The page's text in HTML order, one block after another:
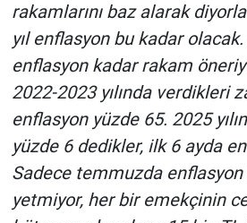
rakamlarını baz alarak
yıl enflasyon bu kadar
enflasyon kadar rakam
2022-2023 yılında verdikleri
enflasyon yüzde 65. 2025
yüzde 6 dedikler, ilk 6 ayda
Sadece temmuzda
yetmiyor, her bir emekçinin